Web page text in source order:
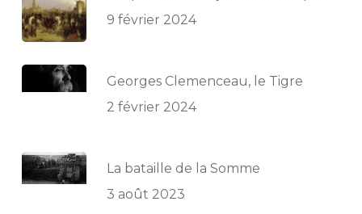
9 février 2024
Georges Clemenceau, le Tigre
2 février 2024
La bataille de la Somme
3 août 2023